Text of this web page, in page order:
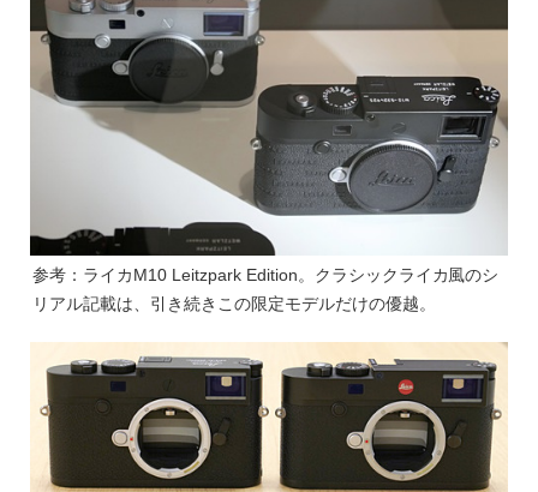
参考：ライカM10 Leitzpark Edition。クラシックライカ風のシ
リアル記載は、引き続きこの限定モデルだけの優越。